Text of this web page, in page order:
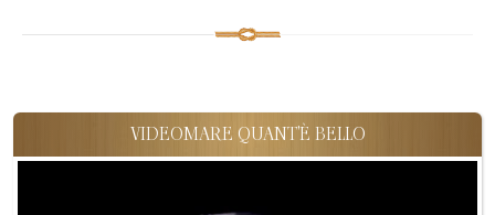
VIDEOMARE QUANT'È BELLO